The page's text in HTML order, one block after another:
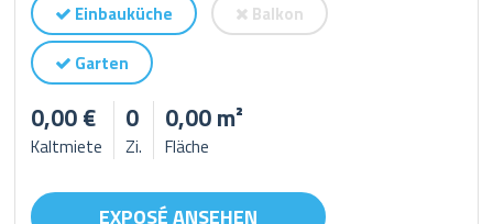
Einbauküche
Balkon
Garten
0,00 €
Kaltmiete
0
Zi.
0,00 m²
Fläche
EXPOSÉ ANSEHEN